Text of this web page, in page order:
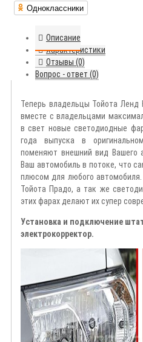
Одноклассники
Описание
Характеристики
Отзывы (0)
Вопрос - ответ (0)
Теперь владельцы Тойота Ленд
вместе с владельцами
в свет новые светодиодные
года выпуска в
поменяют внешний вид Вашего
Ваш автомобиль в потоке, что
плюсом для любого
Тойота Прадо, а так же
этих фарах делают их супер
Установка и подключение
электрокорректор.